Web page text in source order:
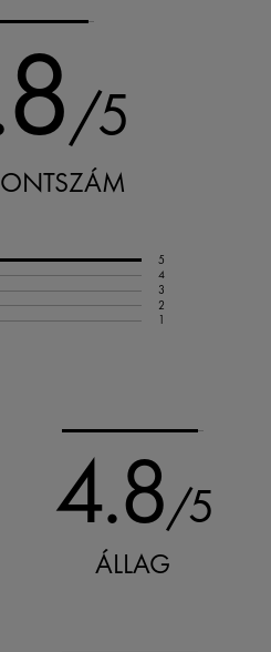
/5
5
4
3
2
1
4.8/5
ÁLLAG